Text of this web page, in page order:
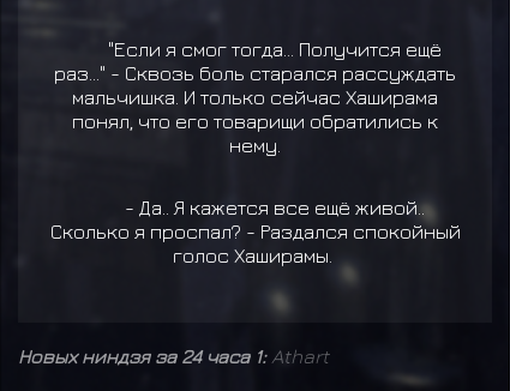
"Если я смог тогда... Получится ещё
раз..." - Сквозь боль старался рассуждать
мальчишка. И только сейчас Хаширама
понял, что его товарищи обратились к
нему.
- Да.. Я кажется все ещё живой..
Сколько я проспал? - Раздался спокойный
голос Хаширамы.
Новых ниндзя за 24 часа 1:Athart